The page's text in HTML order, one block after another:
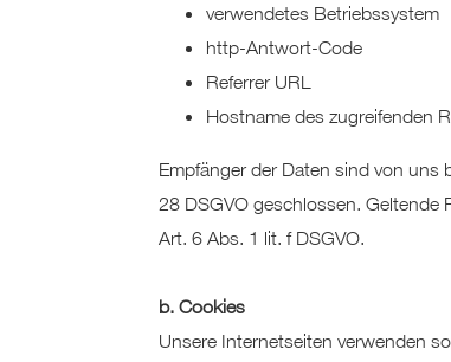
verwendetes Betriebssystem
http-Antwort-Code
Referrer URL
Hostname des zugreifenden
Empfänger der Daten sind von uns
28 DSGVO geschlossen. Geltende
Art. 6 Abs. 1 lit. f DSGVO.
b. Cookies
Unsere Internetseiten verwenden